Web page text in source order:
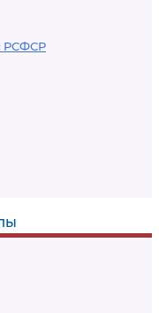
РСФСР